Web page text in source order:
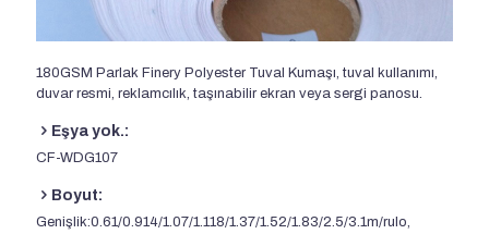
180GSM Parlak Finery Polyester Tuval Kumaşı, tuval kullanımı,
duvar resmi, reklamcılık, taşınabilir ekran veya sergi panosu.
Eşya yok.:
CF-WDG107
Boyut:
Genişlik:0.61/0.914/1.07/1.118/1.37/1.52/1.83/2.5/3.1m/rulo,